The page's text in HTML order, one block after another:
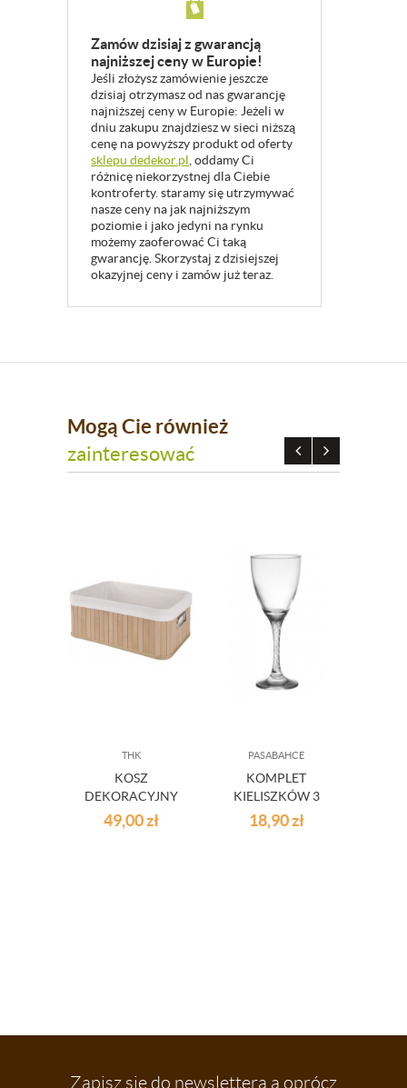
Zamów dzisiaj z gwarancją
najniższej ceny w Europie!
Jeśli złożysz zamówienie jeszcze
dzisiaj otrzymasz od nas gwarancję
najniższej ceny w Europie: Jeżeli w
dniu zakupu znajdziesz w sieci niższą
cenę na powyższy produkt od oferty
sklepu dedekor.pl, oddamy Ci
różnicę niekorzystnej dla Ciebie
kontroferty. staramy się utrzymywać
nasze ceny na jak najniższym
poziomie i jako jedyni na rynku
możemy zaoferować Ci taką
gwarancję. Skorzystaj z dzisiejszej
okazyjnej ceny i zamów już teraz.
Mogą Cie również
zainteresować
THK
KOSZ
DEKORACYJNY
BAMBOO
49,00zł
PASABAHCE
KOMPLET
KIELISZKÓW 3
SZT TWIST
18,90zł
Zapisz się do newslettera a oprócz